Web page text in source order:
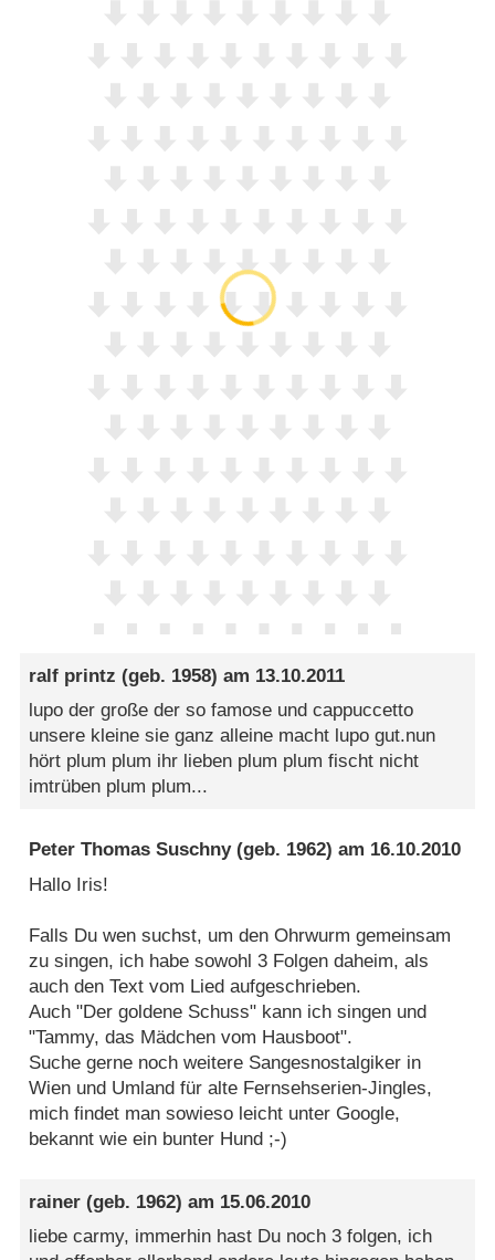
ralf printz (geb. 1958) am 13.10.2011
lupo der große der so famose und cappuccetto
unsere kleine sie ganz alleine macht lupo gut.nun
hört plum plum ihr lieben plum plum fischt nicht
imtrüben plum plum...
Peter Thomas Suschny(geb. 1962) am 16.10.2010
Hallo Iris!
Falls Du wen suchst, um den Ohrwurm gemeinsam
zu singen, ich habe sowohl 3 Folgen daheim, als
auch den Text vom Lied aufgeschrieben.
Auch "Der goldene Schuss" kann ich singen und
"Tammy, das Mädchen vom Hausboot".
Suche gerne noch weitere Sangesnostalgiker in
Wien und Umland für alte Fernsehserien-Jingles,
mich findet man sowieso leicht unter Google,
bekannt wie ein bunter Hund ;-)
rainer (geb. 1962) am 15.06.2010
liebe carmy, immerhin hast Du noch 3 folgen, ich